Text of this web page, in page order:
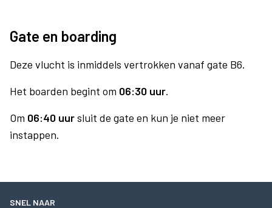
Gate en boarding
Deze vlucht is inmiddels vertrokken vanaf gate B6.
Het boarden begint om 06:30 uur.
Om 06:40 uursluit de gate en kun je niet meer
instappen.
SNEL NAAR